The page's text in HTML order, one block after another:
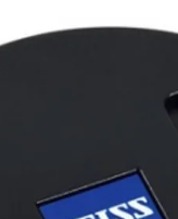
canon sx740 hs
dji mic mini